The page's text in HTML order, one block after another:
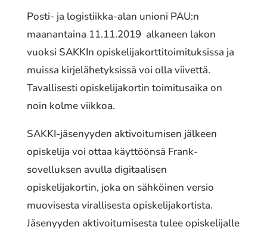
Posti- ja logistiikka-alan unioni PAU:n
maanantaina 11.11.2019 alkaneen lakon
vuoksi SAKKIn opiskelijakorttitoimituksissa ja
muissa kirjelähetyksissä voi olla viivettä.
Tavallisesti opiskelijakortin toimitusaika on
noin kolme viikkoa.
SAKKI-jäsenyyden aktivoitumisen jälkeen
opiskelija voi ottaa käyttöönsä Frank-
sovelluksen avulla digitaalisen
opiskelijakortin, joka on sähköinen versio
muovisesta virallisesta opiskelijakortista.
Jäsenyyden aktivoitumisesta tulee opiskelijalle